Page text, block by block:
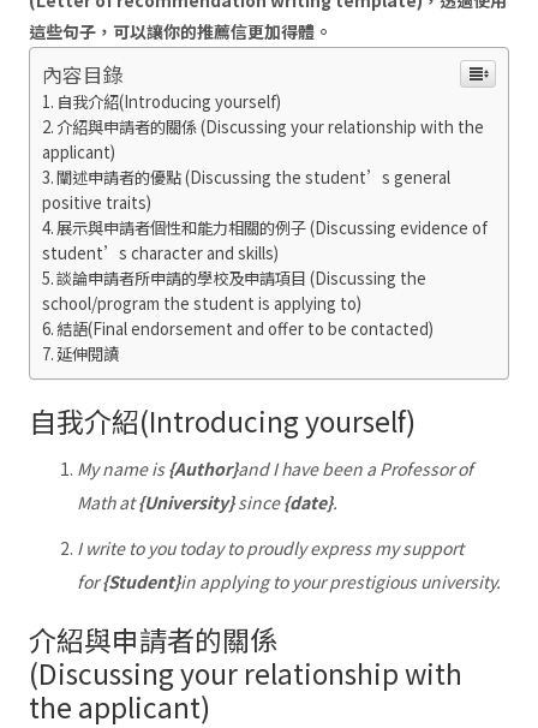
這些句子，可以讓你的推薦信更加得體。
內容目錄
自我介紹(Introducing yourself)
介紹與申請者的關係 (Discussing your relationship with the
applicant)
闡述申請者的優點 (Discussing the student’s general
positive traits)
展示與申請者個性和能力相關的例子 (Discussing evidence of
student’s character and skills)
談論申請者所申請的學校及申請項目 (Discussing the
school/program the student is applying to)
結語(Final endorsement and offer to be contacted)
延伸閱讀
自我介紹(Introducing yourself)
My name is{Author}and I have been a Professor of
Math at{University}since{date}.
I write to you today to proudly express my support
for{Student}in applying to your prestigious university.
介紹與申請者的關係
(Discussing your relationship with
the applicant)